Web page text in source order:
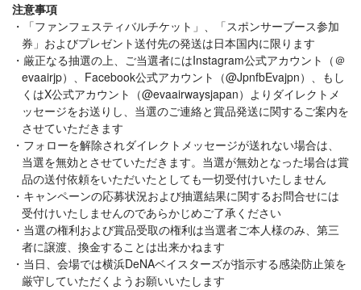
注意事項
「ファンフェスティバルチケット」、「スポンサーブース参加
券」およびプレゼント送付先の発送は日本国内に限ります
厳正なる抽選の上、ご当選者にはInstagram公式アカウント（＠
evaairjp）、Facebook公式アカウント（@JpnfbEvajpn）、もし
くはX公式アカウント（@evaairwaysjapan）よりダイレクトメ
ッセージをお送りし、当選のご連絡と賞品発送に関するご案内を
させていただきます
フォローを解除されダイレクトメッセージが送れない場合は、
当選を無効とさせていただきます。当選が無効となった場合は賞
品の送付依頼をいただいたとしても一切受付けいたしません
キャンペーンの応募状況および抽選結果に関するお問合せには
受付けいたしませんのであらかじめご了承ください
当選の権利および賞品受取の権利は当選者ご本人様のみ、第三
者に譲渡、換金することは出来かねます
当日、会場では横浜DeNAベイスターズが指示する感染防止策を
厳守していただくようお願いいたします